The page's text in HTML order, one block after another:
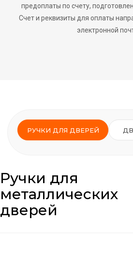
предоплаты по счету,
Счет и реквизиты для оплаты
электронной
РУЧКИ ДЛЯ ДВЕРЕЙ
Ручки для
металлических
дверей